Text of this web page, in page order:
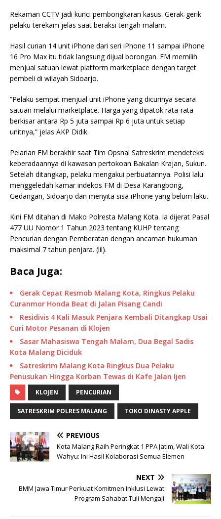
Rekaman CCTV jadi kunci pembongkaran kasus. Gerak-gerik
pelaku terekam jelas saat beraksi tengah malam.
Hasil curian 14 unit iPhone dari seri iPhone 11 sampai iPhone
16 Pro Max itu tidak langsung dijual borongan. FM memilih
menjual satuan lewat platform marketplace dengan target
pembeli di wilayah Sidoarjo.
“Pelaku sempat menjual unit iPhone yang dicurinya secara
satuan melalui marketplace. Harga yang dipatok rata-rata
berkisar antara Rp 5 juta sampai Rp 6 juta untuk setiap
unitnya,” jelas AKP Didik.
Pelarian FM berakhir saat Tim Opsnal Satreskrim mendeteksi
keberadaannya di kawasan pertokoan Bakalan Krajan, Sukun.
Setelah ditangkap, pelaku mengakui perbuatannya. Polisi lalu
menggeledah kamar indekos FM di Desa Karangbong,
Gedangan, Sidoarjo dan menyita sisa iPhone yang belum laku.
Kini FM ditahan di Mako Polresta Malang Kota. Ia dijerat Pasal
477 UU Nomor 1 Tahun 2023 tentang KUHP tentang
Pencurian dengan Pemberatan dengan ancaman hukuman
maksimal 7 tahun penjara. (lil).
Baca Juga:
Gerak Cepat Resmob Malang Kota, Ringkus Pelaku
Curanmor Honda Beat di Jalan Pisang Candi
Residivis 4 Kali Masuk Penjara Kembali Ditangkap Usai
Curi Motor Pesanan di Klojen
Sasar Mahasiswa Tengah Malam, Dua Begal Sadis
Kota Malang Diciduk
Satreskrim Malang Kota Ringkus Dua Pelaku
Penusukan Hingga Korban Tewas di Kafe Jalan Ijen
KLOJEN PENCURIAN
SATRESKRIM POLRES MALANG TOKO DINASTY APPLE
PREVIOUS
Kota Malang Raih Peringkat 1 PPA Jatim, Wali Kota
Wahyu: Ini Hasil Kolaborasi Semua Elemen
NEXT
BMM Jawa Timur Perkuat Komitmen Inklusi Lewat
Program Sahabat Tuli Mengaji